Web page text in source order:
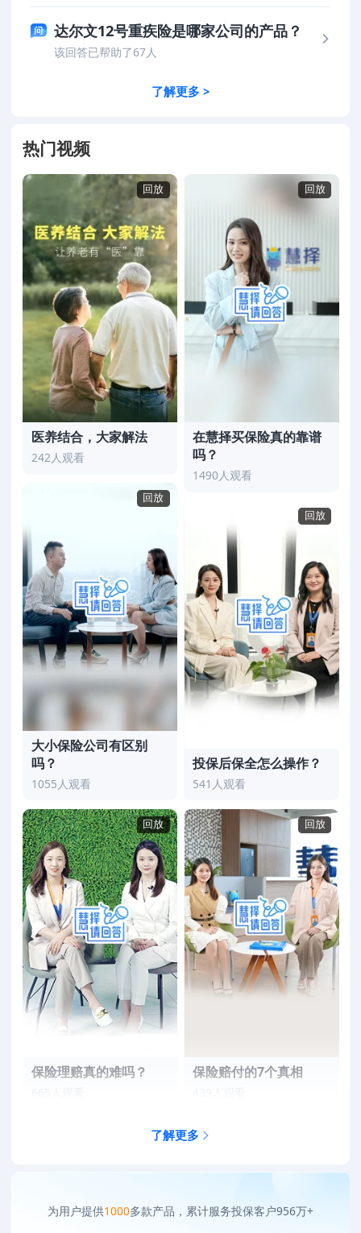
达尔文12号重疾险是哪家公司的产品？
该回答已帮助了67人
了解更多 >
热门视频
医养结合，大家解法
242人观看
回放
大小保险公司有区别
吗？
1055人观看
回放
保险理赔真的难吗？
回放
在慧择买保险真的靠谱
吗？
1490人观看
回放
投保后保全怎么操作？
541人观看
回放
保险赔付的7个真相
回放
了解更多
为用户提供1000多款产品，累计服务投保客户956万+